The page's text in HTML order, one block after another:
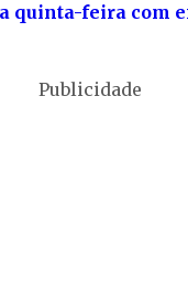
quinta-feira com
Publicidade